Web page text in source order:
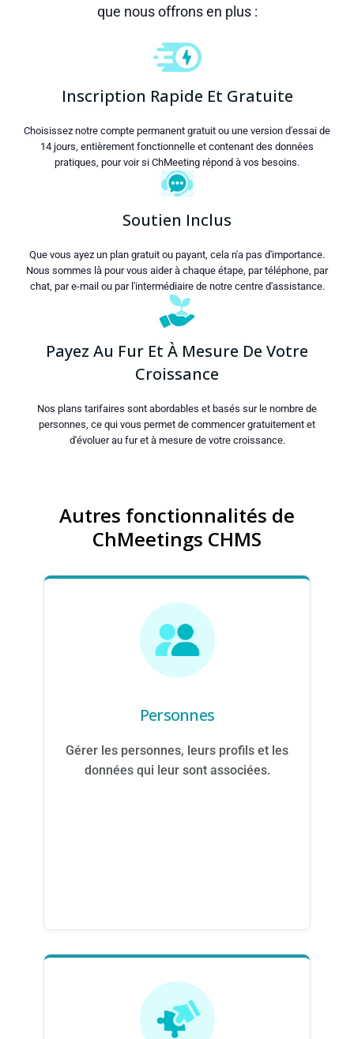
que nous offrons en plus :
Inscription Rapide Et Gratuite
Choisissez notre compte permanent gratuit ou une version d'essai de
14 jours, entièrement fonctionnelle et contenant des données
pratiques, pour voir si ChMeeting répond à vos besoins.
Soutien Inclus
Que vous ayez un plan gratuit ou payant, cela n'a pas d'importance.
Nous sommes là pour vous aider à chaque étape, par téléphone, par
chat, par e-mail ou par l'intermédiaire de notre centre d'assistance.
Payez Au Fur Et À Mesure De Votre
Croissance
Nos plans tarifaires sont abordables et basés sur le nombre de
personnes, ce qui vous permet de commencer gratuitement et
d'évoluer au fur et à mesure de votre croissance.
Autres fonctionnalités de
ChMeetings CHMS
Personnes
Gérer les personnes, leurs profils et les
données qui leur sont associées.